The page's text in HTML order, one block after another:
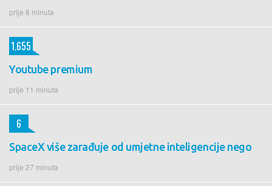
prije 8 minuta
Youtube premium
prije 11 minuta
1.655
SpaceX više zarađuje od umjetne inteligencije nego
prije 27 minuta
6